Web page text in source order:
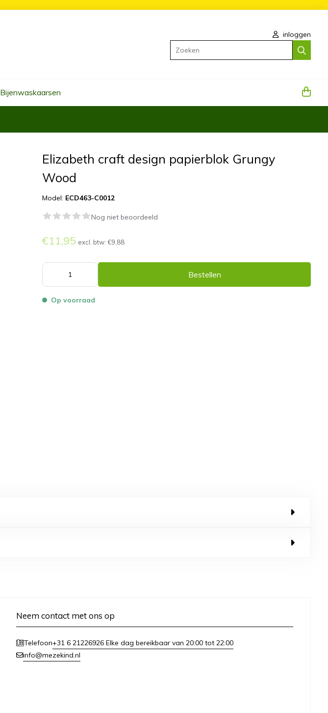
inloggen
Zoeken
Bijenwaskaarsen
Elizabeth craft design papierblok Grungy
Wood
Model: ECD463-C0012
Nog niet beoordeeld
€11,95 excl. btw:€9,88
Bestellen
Op voorraad
Neem contact met ons op
Telefoon+31 6 21226926 Elke dag bereikbaar van 20:00 tot 22:00
info@mezekind.nl